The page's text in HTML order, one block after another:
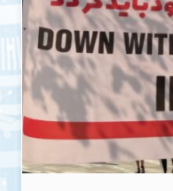
گوتنبرگ،
سوئد